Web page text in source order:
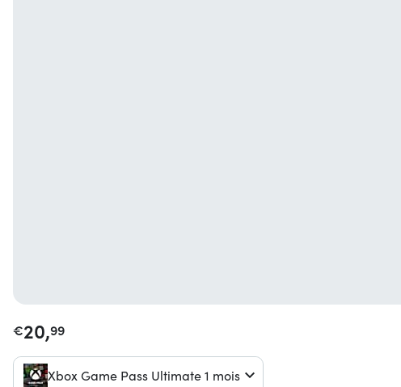
€20,99
Xbox Game Pass Ultimate 1 mois